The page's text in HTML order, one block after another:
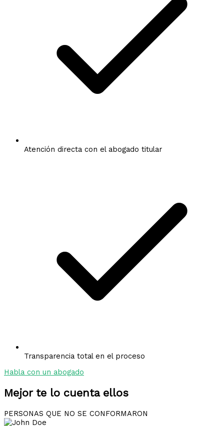
Atención directa con el abogado titular
Transparencia total en el proceso
Habla con un abogado
Mejor te lo cuenta ellos
PERSONAS QUE NO SE CONFORMARON